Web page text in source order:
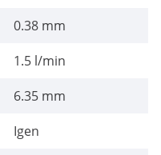
0.38 mm
1.5 l/min
6.35 mm
Igen